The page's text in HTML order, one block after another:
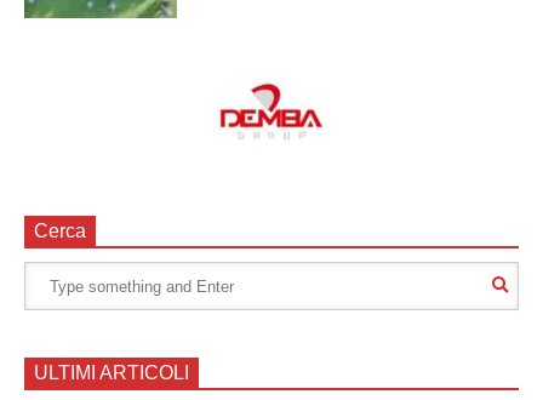
Cerca
ULTIMI ARTICOLI